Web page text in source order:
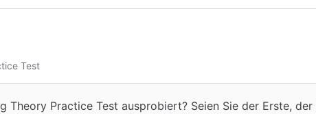
Test
Theory Practice Test ausprobiert? Seien Sie der Erste, der